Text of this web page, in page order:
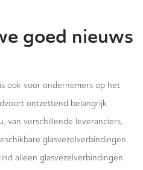
goed nieuws
ook voor ondernemers op het
ontzettend belangrijk.
van verschillende leveranciers,
glasvezelverbindingen.
alleen glasvezelverbindingen